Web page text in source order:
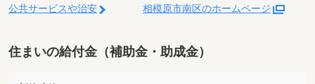
公共サービスや治安 相模原市南区のホームページ
住まいの給付金（補助金・助成金）